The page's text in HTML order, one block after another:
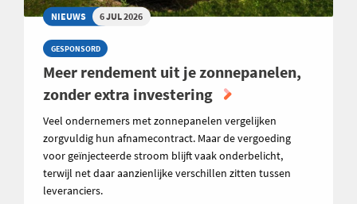
NIEUWS 6 JUL 2026
GESPONSORD
Meer rendement uit je zonnepanelen,
zonder extra investering
Veel ondernemers met zonnepanelen vergelijken
zorgvuldig hun afnamecontract. Maar de vergoeding
voor geïnjecteerde stroom blijft vaak onderbelicht,
terwijl net daar aanzienlijke verschillen zitten tussen
leveranciers.